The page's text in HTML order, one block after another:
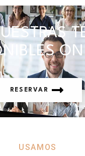
RESERVAR
USAMOS